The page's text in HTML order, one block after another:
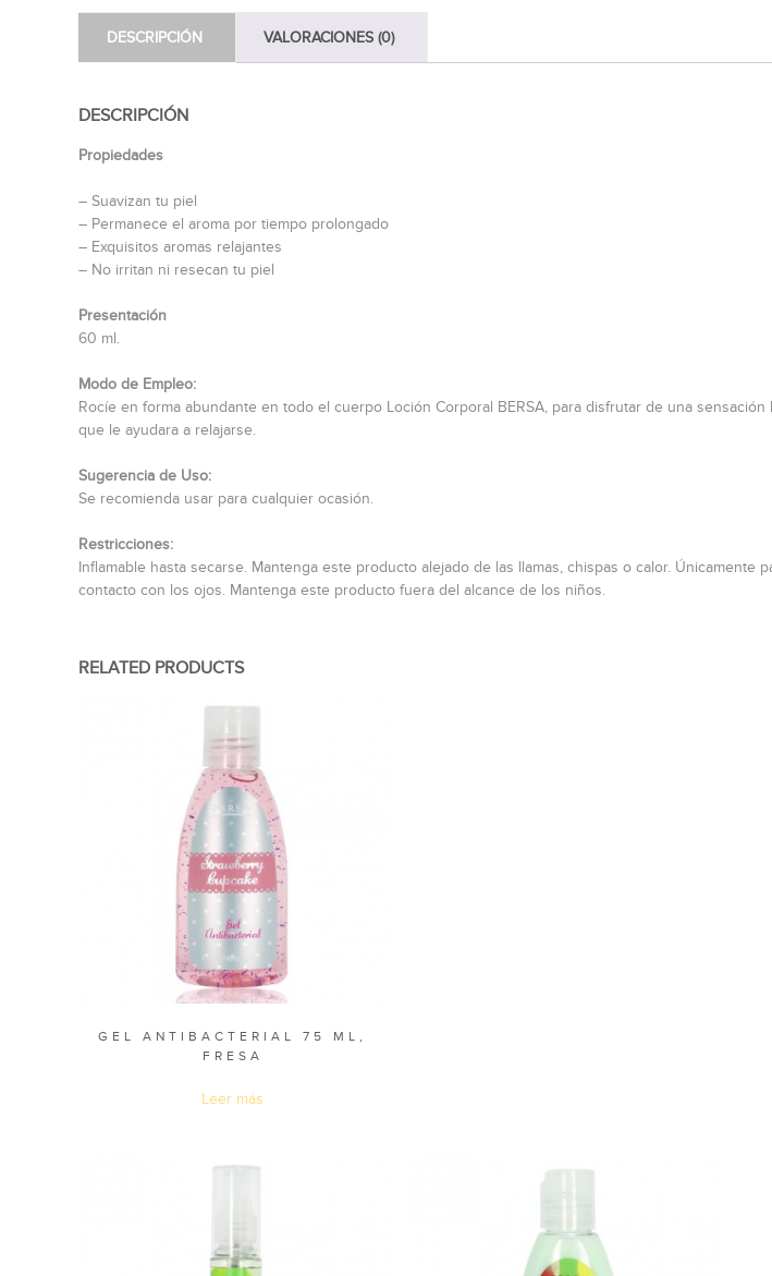
DESCRIPCIÓN VALORACIONES (0)
DESCRIPCIÓN
Propiedades
– Suavizan tu piel
– Permanece el aroma por tiempo prolongado
– Exquisitos aromas relajantes
– No irritan ni resecan tu piel
Presentación
60 ml.
Modo de Empleo:
Rocíe en forma abundante en todo el cuerpo Loción Corporal BERSA, para disfrutar de una
que le ayudara a relajarse.
Sugerencia de Uso:
Se recomienda usar para cualquier ocasión.
Restricciones:
Inflamable hasta secarse. Mantenga este producto alejado de las llamas, chispas o calor. Únicamente
contacto con los ojos. Mantenga este producto fuera del alcance de los niños.
RELATED PRODUCTS
GEL ANTIBACTERIAL 75 ML,
FRESA
Leer más